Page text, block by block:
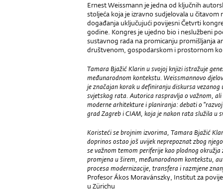
Ernest Weissmann je jedna od ključnih
stoljeća koja je izravno sudjelovala u
događanja uključujući povijesni Četvrti
godine. Kongres je ujedno bio i neslužbeni
sustavnog rada na promicanju promišljanja
društvenom, gospodarskom i prostornom
Tamara Bjažić Klarin u svojoj knjizi istražuje
međunarodnom kontekstu. Weissmannovo
je značajan korak u definiranju diskursa
svjetskog rata. Autorica raspravlja o važnom,
moderne arhitekture i planiranja: debati o
grad Zagreb i CIAM, koja je nakon rata služila u
Koristeći se brojnim izvorima, Tamara Bjažić
doprinos ostao još uvijek neprepoznat zbog
se važnom temom periferije kao plodnog
promjena u širem, međunarodnom kontekstu,
procesa modernizacije, transfera i razmjene
Profesor Ákos Moravánszky, Institut za
u Zürichu